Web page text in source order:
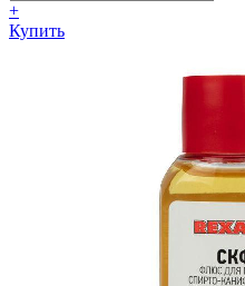
+
Купить